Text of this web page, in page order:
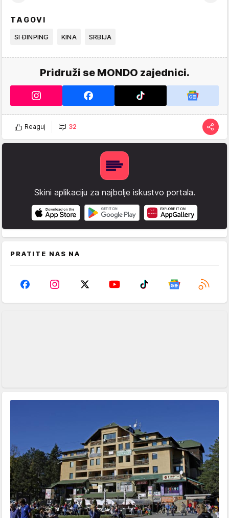
TAGOVI
SI ĐINPING KINA SRBIJA
Pridruži se MONDO zajednici.
Reaguj 32
Skini aplikaciju za najbolje iskustvo portala.
PRATITE NAS NA